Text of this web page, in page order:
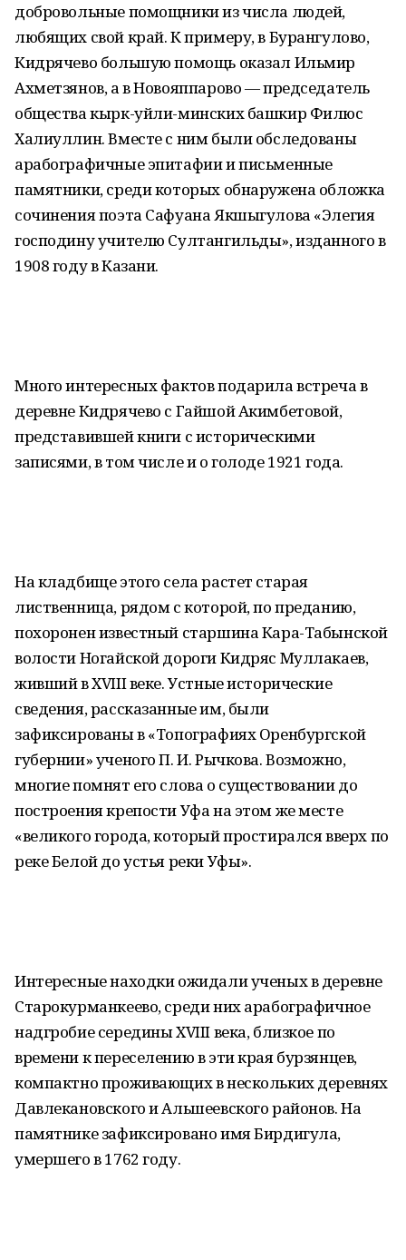
добровольные помощники из числа людей,
любящих свой край. К примеру, в Бурангулово,
Кидрячево большую помощь оказал Ильмир
Ахметзянов, а в Новояппарово — председатель
общества кырк-уйли-минских башкир Филюс
Халиуллин. Вместе с ним были обследованы
арабографичные эпитафии и письменные
памятники, среди которых обнаружена обложка
сочинения поэта Сафуана Якшыгулова «Элегия
господину учителю Султангильды», изданного в
1908 году в Казани.
Много интересных фактов подарила встреча в
деревне Кидрячево с Гайшой Акимбетовой,
представившей книги с историческими
записями, в том числе и о голоде 1921 года.
На кладбище этого села растет старая
лиственница, рядом с которой, по преданию,
похоронен известный старшина Кара-Табынской
волости Ногайской дороги Кидряс Муллакаев,
живший в XVIII веке. Устные исторические
сведения, рассказанные им, были
зафиксированы в «Топографиях Оренбургской
губернии» ученого П. И. Рычкова. Возможно,
многие помнят его слова о существовании до
построения крепости Уфа на этом же месте
«великого города, который простирался вверх по
реке Белой до устья реки Уфы».
Интересные находки ожидали ученых в деревне
Старокурманкеево, среди них арабографичное
надгробие середины XVIII века, близкое по
времени к переселению в эти края бурзянцев,
компактно проживающих в нескольких деревнях
Давлекановского и Альшеевского районов. На
памятнике зафиксировано имя Бирдигула,
умершего в 1762 году.